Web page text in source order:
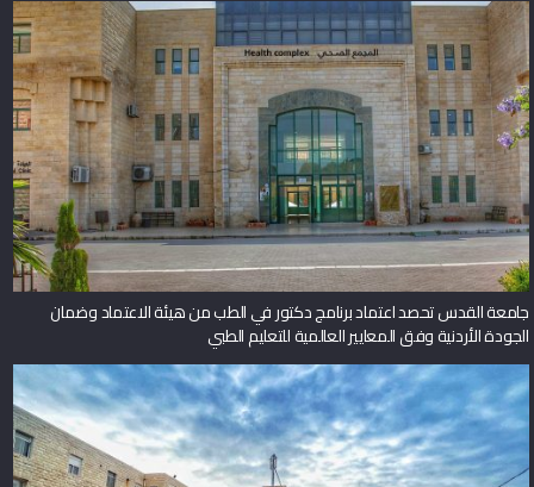
جامعة القدس تحصد اعتماد برنامج دكتور في الطب من هيئة الاعتماد وضمان
الجودة الأردنية وفق المعايير العالمية للتعليم الطبي